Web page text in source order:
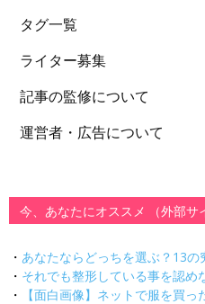
タグ一覧
ライター募集
記事の監修について
運営者・広告について
今、あなたにオススメ （外部サ
・ あなたならどっちを選ぶ？13の
・ それでも整形している事を認め
・
【面白画像】ネットで服を買っ